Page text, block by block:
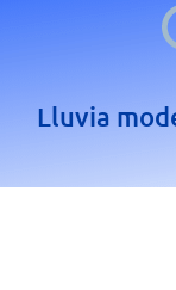
Lluvia